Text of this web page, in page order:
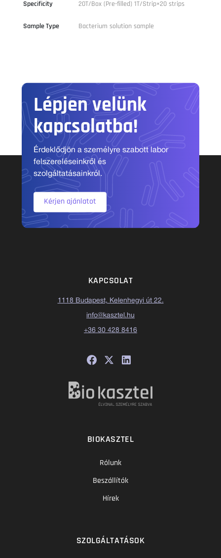
Specificity 20T/Box (Pre-filled) 1T/Strip×20 strips
Sample Type Bacterium solution sample
Lépjen velünk
kapcsolatba!
Érdeklődjön a személyre szabott labor
felszereléseinkről és
szolgáltatásainkról.
Kérjen ajánlatot
KAPCSOLAT
1118 Budapest, Kelenhegyi út 22.
info@kasztel.hu
+36 30 428 8416
BIOKASZTEL
Rólunk
Beszállítók
Hírek
SZOLGÁLTATÁSOK